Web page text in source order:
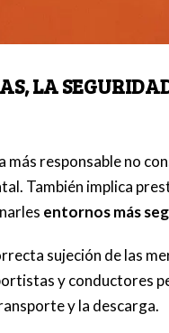
LA
más responsable no
También implica
entornos más
sujeción de las
y conductores
y la descarga.